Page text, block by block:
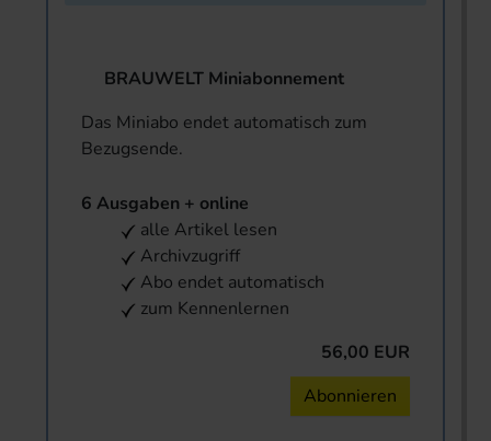
BRAUWELT Miniabonnement
Das Miniabo endet automatisch zum
Bezugsende.
6 Ausgaben + online
alle Artikel lesen
Archivzugriff
Abo endet automatisch
zum Kennenlernen
56,00 EUR
Abonnieren